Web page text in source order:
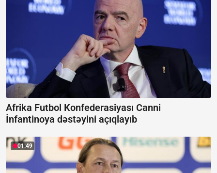
Afrika Futbol Konfederasiyası Canni
İnfantinoya dəstəyini açıqlayıb
01:49